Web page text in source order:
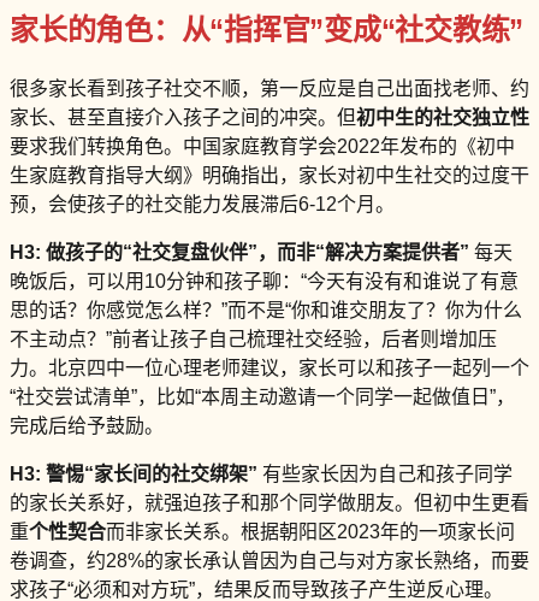
家长的角色：从“指挥官”变成“社交教练”
很多家长看到孩子社交不顺，第一反应是自己出面找老师、约
家长、甚至直接介入孩子之间的冲突。但初中生的社交独立性
要求我们转换角色。中国家庭教育学会2022年发布的《初中
生家庭教育指导大纲》明确指出，家长对初中生社交的过度干
预，会使孩子的社交能力发展滞后6-12个月。
H3: 做孩子的“社交复盘伙伴”，而非“解决方案提供者” 每天
晚饭后，可以用10分钟和孩子聊：“今天有没有和谁说了有意
思的话？你感觉怎么样？”而不是“你和谁交朋友了？你为什么
不主动点？”前者让孩子自己梳理社交经验，后者则增加压
力。北京四中一位心理老师建议，家长可以和孩子一起列一个
“社交尝试清单”，比如“本周主动邀请一个同学一起做值日”，
完成后给予鼓励。
H3: 警惕“家长间的社交绑架” 有些家长因为自己和孩子同学
的家长关系好，就强迫孩子和那个同学做朋友。但初中生更看
重个性契合而非家长关系。根据朝阳区2023年的一项家长问
卷调查，约28%的家长承认曾因为自己与对方家长熟络，而要
求孩子“必须和对方玩”，结果反而导致孩子产生逆反心理。